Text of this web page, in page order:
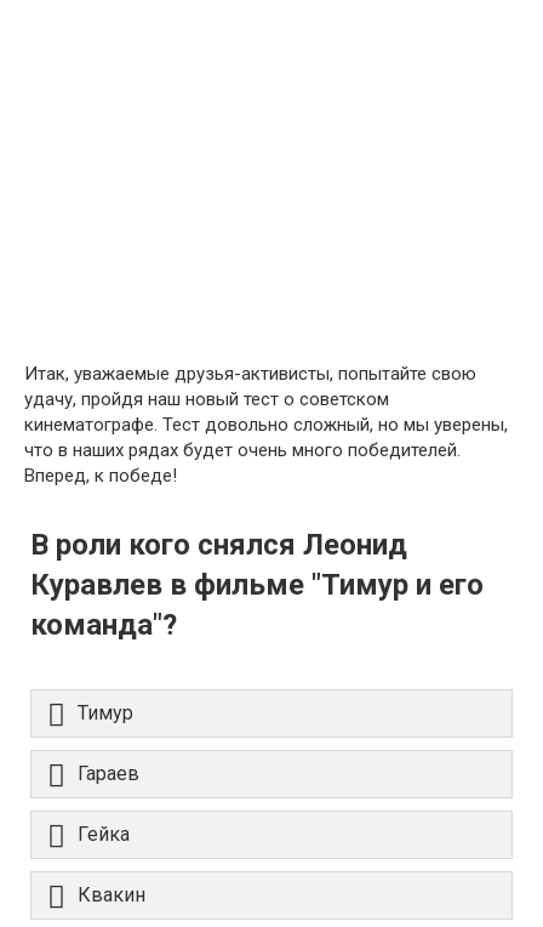
Итак, уважаемые друзья-активисты, попытайте свою
удачу, пройдя наш новый тест о советском
кинематографе. Тест довольно сложный, но мы уверены,
что в наших рядах будет очень много победителей.
Вперед, к победе!
В роли кого снялся Леонид
Куравлев в фильме "Тимур и его
команда"?
Тимур
Гараев
Гейка
Квакин